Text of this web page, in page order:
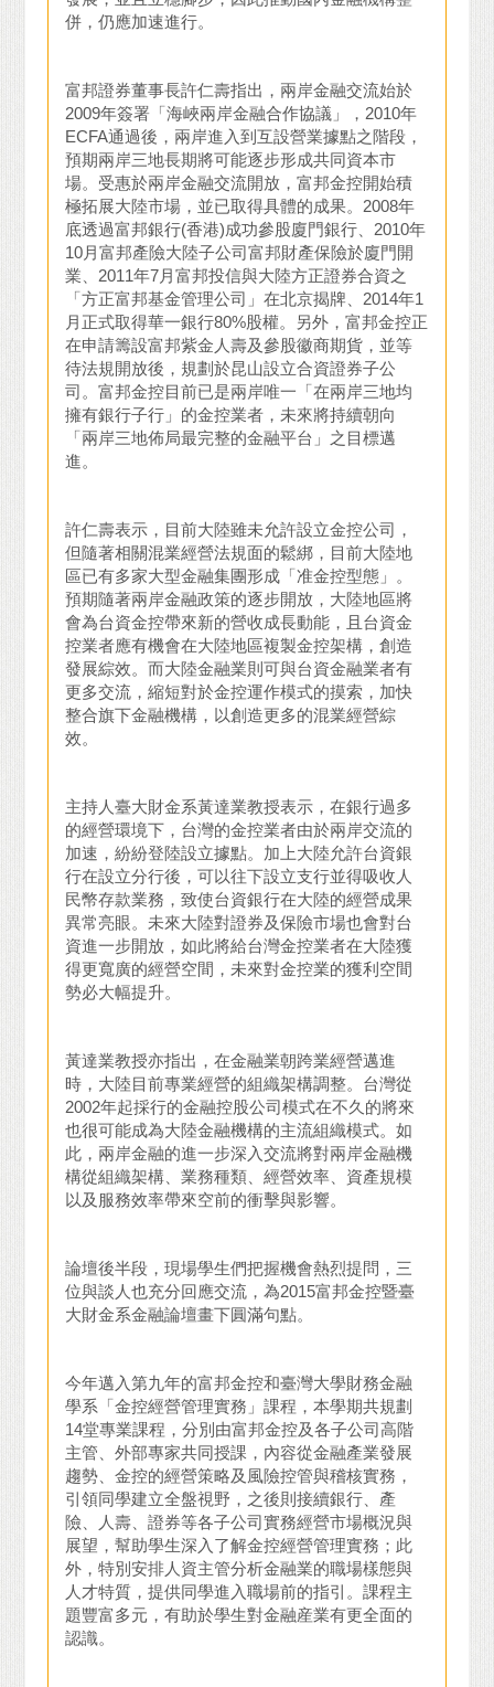
併，仍應加速進行。
富邦證券董事長許仁壽指出，兩岸金融交流始於
2009年簽署「海峽兩岸金融合作協議」，2010年
ECFA通過後，兩岸進入到互設營業據點之階段，
預期兩岸三地長期將可能逐步形成共同資本市
場。受惠於兩岸金融交流開放，富邦金控開始積
極拓展大陸市場，並已取得具體的成果。2008年
底透過富邦銀行(香港)成功參股廈門銀行、2010年
10月富邦產險大陸子公司富邦財產保險於廈門開
業、2011年7月富邦投信與大陸方正證券合資之
「方正富邦基金管理公司」在北京揭牌、2014年1
月正式取得華一銀行80%股權。另外，富邦金控正
在申請籌設富邦紫金人壽及參股徽商期貨，並等
待法規開放後，規劃於昆山設立合資證券子公
司。富邦金控目前已是兩岸唯一「在兩岸三地均
擁有銀行子行」的金控業者，未來將持續朝向
「兩岸三地佈局最完整的金融平台」之目標邁
進。
許仁壽表示，目前大陸雖未允許設立金控公司，
但隨著相關混業經營法規面的鬆綁，目前大陸地
區已有多家大型金融集團形成「准金控型態」。
預期隨著兩岸金融政策的逐步開放，大陸地區將
會為台資金控帶來新的營收成長動能，且台資金
控業者應有機會在大陸地區複製金控架構，創造
發展綜效。而大陸金融業則可與台資金融業者有
更多交流，縮短對於金控運作模式的摸索，加快
整合旗下金融機構，以創造更多的混業經營綜
效。
主持人臺大財金系黃達業教授表示，在銀行過多
的經營環境下，台灣的金控業者由於兩岸交流的
加速，紛紛登陸設立據點。加上大陸允許台資銀
行在設立分行後，可以往下設立支行並得吸收人
民幣存款業務，致使台資銀行在大陸的經營成果
異常亮眼。未來大陸對證券及保險市場也會對台
資進一步開放，如此將給台灣金控業者在大陸獲
得更寬廣的經營空間，未來對金控業的獲利空間
勢必大幅提升。
黃達業教授亦指出，在金融業朝跨業經營邁進
時，大陸目前專業經營的組織架構調整。台灣從
2002年起採行的金融控股公司模式在不久的將來
也很可能成為大陸金融機構的主流組織模式。如
此，兩岸金融的進一步深入交流將對兩岸金融機
構從組織架構、業務種類、經營效率、資產規模
以及服務效率帶來空前的衝擊與影響。
論壇後半段，現場學生們把握機會熱烈提問，三
位與談人也充分回應交流，為2015富邦金控暨臺
大財金系金融論壇畫下圓滿句點。
今年邁入第九年的富邦金控和臺灣大學財務金融
學系「金控經營管理實務」課程，本學期共規劃
14堂專業課程，分別由富邦金控及各子公司高階
主管、外部專家共同授課，內容從金融產業發展
趨勢、金控的經營策略及風險控管與稽核實務，
引領同學建立全盤視野，之後則接續銀行、產
險、人壽、證券等各子公司實務經營市場概況與
展望，幫助學生深入了解金控經營管理實務；此
外，特別安排人資主管分析金融業的職場樣態與
人才特質，提供同學進入職場前的指引。課程主
題豐富多元，有助於學生對金融産業有更全面的
認識。